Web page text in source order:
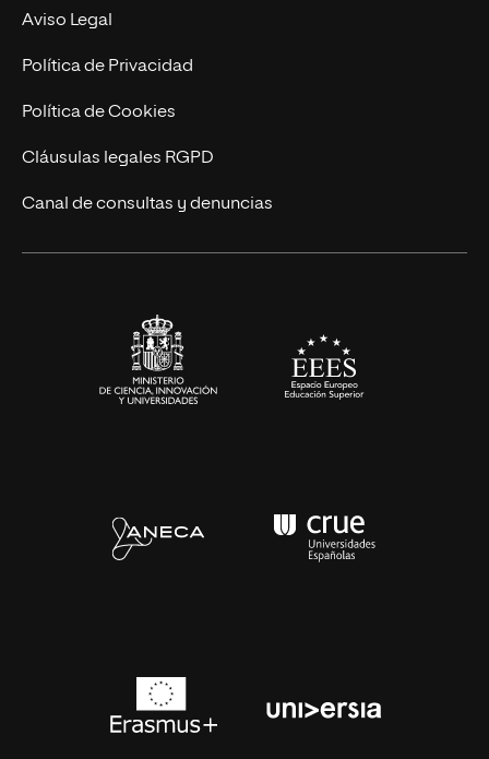
Experto Universitario
Postgrados
Cursos Universitarios
Nuestro Equipo
Trabaja en UNIR
Actualidad
UNIR Revista
Eventos
Aviso Legal
Política de Privacidad
Política de Cookies
Cláusulas legales RGPD
Canal de consultas y denuncias